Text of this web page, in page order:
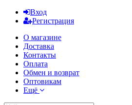
Вход
Регистрация
О магазине
Доставка
Контакты
Оплата
Обмен и возврат
Оптовикам
Ещё